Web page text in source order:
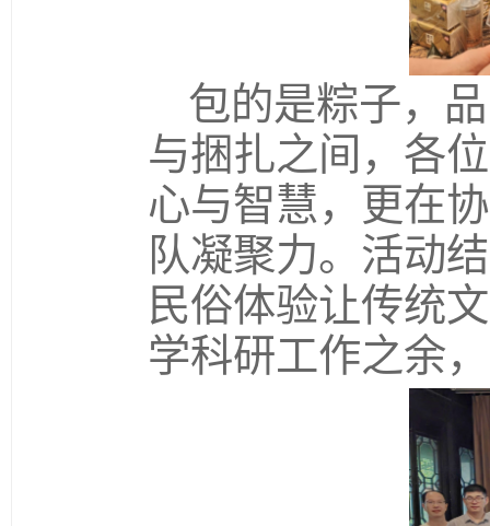
包的是粽子，
与捆扎之间，各
心与智慧，更在
队凝聚力。活动
民俗体验让传统
学科研工作之余